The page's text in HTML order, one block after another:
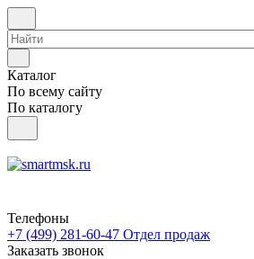
Каталог
По всему сайту
По каталогу
Телефоны
+7 (499) 281-60-47 Отдел продаж
Заказать звонок